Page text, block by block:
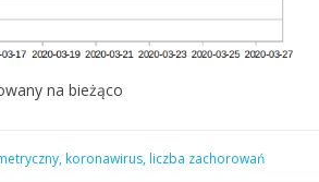
na bieżąco
, koronawirus, liczba zachorowań